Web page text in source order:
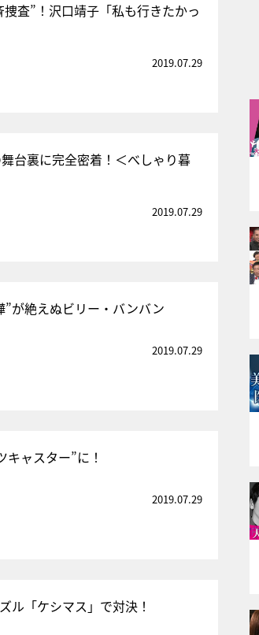
査”！沢口靖子「私も行きたかっ
2019.07.29
台裏に完全密着！＜べしゃり暮
2019.07.29
が絶えぬビリー・バンバン
2019.07.29
ャスター”に！
2019.07.29
ル「ケシマス」で対決！